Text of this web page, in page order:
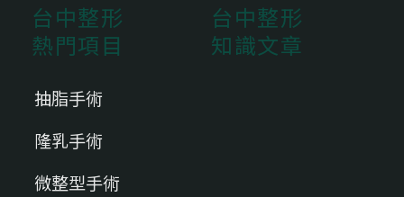
台中整形
熱門項目
抽脂手術
隆乳手術
微整型手術
台中整形
知識文章